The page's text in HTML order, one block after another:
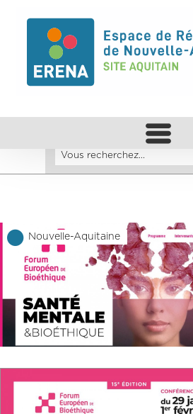
Nouvelle-Aquitaine